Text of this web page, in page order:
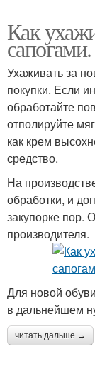
Как
Ухаживать за
покупки. Если
обработайте
отполируйте
как крем
средство.
На
обработки, и
закупорке пор.
производителя.
Для новой
в дальнейшем
читать дальше →